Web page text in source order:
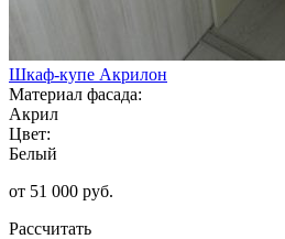
Шкаф-купе Акрилон
Материал фасада:
Акрил
Цвет:
Белый
от 51 000 руб.
Рассчитать